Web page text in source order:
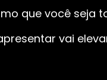
que você seja
vai